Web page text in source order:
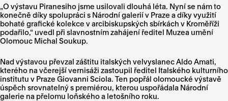
„O výstavu Piranesiho jsme usilovali dlouhá léta. Nyní se nám to
konečně díky spolupráci s Národní galerií v Praze a díky využití
bohaté grafické kolekce v arcibiskupských sbírkách v Kroměříži
podařilo,“ uvedl při slavnostním zahájení ředitel Muzea umění
Olomouc Michal Soukup.
Nad výstavou převzal záštitu italských velvyslanec Aldo Amati,
kterého na včerejší vernisáži zastoupil ředitel Italského kulturního
institutu v Praze Giovanni Sciola. Ten popřál olomoucké výstavě
úspěch srovnatelný s premiérou, kterou uspořádala Národní
galerie na přelomu loňského a letošního roku.